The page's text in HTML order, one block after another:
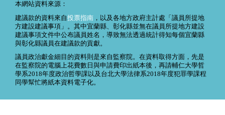
本網站資料來源：
建議款的資料來自投票指南 ，以及各地方政府主計處「議員所提地
方建設建議事項」。其中宜蘭縣、彰化縣並無在議員所提地方建設
建議事項文件中公布議員姓名，導致無法透過統計得知每個宜蘭縣
與彰化縣議員在建議款的貢獻。
議員政治獻金細目的資料則是來自監察院。在資料取得方面，先是
在監察院的電腦上花費數日與申請費印出紙本後，再請輔仁大學哲
學系2018年度政治哲學課以及台北大學法律系2018年度犯罪學課程
同學幫忙將紙本資料電子化。